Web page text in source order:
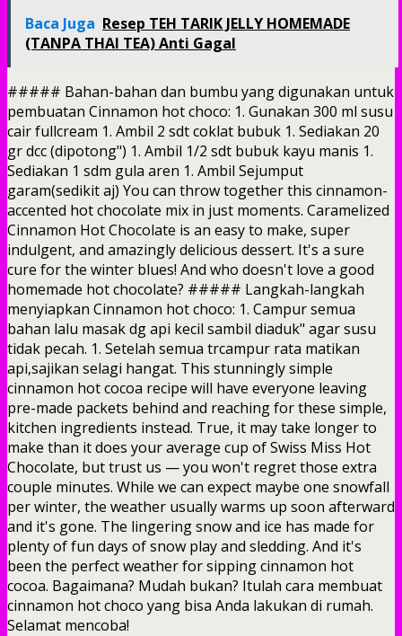
Baca Juga Resep TEH TARIK JELLY HOMEMADE
(TANPA THAI TEA) Anti Gagal
##### Bahan-bahan dan bumbu yang digunakan untuk
pembuatan Cinnamon hot choco: 1. Gunakan 300 ml susu
cair fullcream 1. Ambil 2 sdt coklat bubuk 1. Sediakan 20
gr dcc (dipotong") 1. Ambil 1/2 sdt bubuk kayu manis 1.
Sediakan 1 sdm gula aren 1. Ambil Sejumput
garam(sedikit aj) You can throw together this cinnamon-
accented hot chocolate mix in just moments. Caramelized
Cinnamon Hot Chocolate is an easy to make, super
indulgent, and amazingly delicious dessert. It's a sure
cure for the winter blues! And who doesn't love a good
homemade hot chocolate? ##### Langkah-langkah
menyiapkan Cinnamon hot choco: 1. Campur semua
bahan lalu masak dg api kecil sambil diaduk" agar susu
tidak pecah. 1. Setelah semua trcampur rata matikan
api,sajikan selagi hangat. This stunningly simple
cinnamon hot cocoa recipe will have everyone leaving
pre-made packets behind and reaching for these simple,
kitchen ingredients instead. True, it may take longer to
make than it does your average cup of Swiss Miss Hot
Chocolate, but trust us — you won't regret those extra
couple minutes. While we can expect maybe one snowfall
per winter, the weather usually warms up soon afterward
and it's gone. The lingering snow and ice has made for
plenty of fun days of snow play and sledding. And it's
been the perfect weather for sipping cinnamon hot
cocoa. Bagaimana? Mudah bukan? Itulah cara membuat
cinnamon hot choco yang bisa Anda lakukan di rumah.
Selamat mencoba!